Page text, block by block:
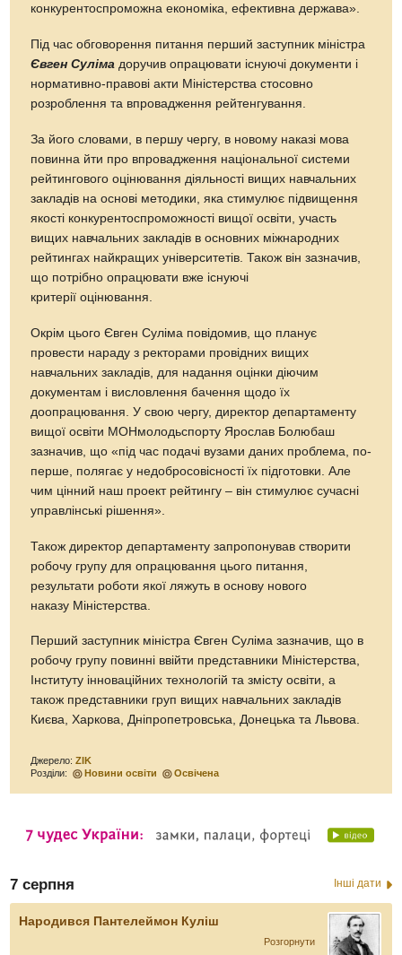
конкурентоспроможна економіка, ефективна держава».
Під час обговорення питання перший заступник міністра
Євген Суліма доручив опрацювати існуючі документи і
нормативно-правові акти Міністерства стосовно
розроблення та впровадження рейтенгування.
За його словами, в першу чергу, в новому наказі мова
повинна йти про впровадження національної системи
рейтингового оцінювання діяльності вищих навчальних
закладів на основі методики, яка стимулює підвищення
якості конкурентоспроможності вищої освіти, участь
вищих навчальних закладів в основних міжнародних
рейтингах найкращих університетів. Також він зазначив,
що потрібно опрацювати вже існуючі
критерії оцінювання.
Окрім цього Євген Суліма повідомив, що планує
провести нараду з ректорами провідних вищих
навчальних закладів, для надання оцінки діючим
документам і висловлення бачення щодо їх
доопрацювання. У свою чергу, директор департаменту
вищої освіти МОНмолодьспорту Ярослав Болюбаш
зазначив, що «під час подачі вузами даних проблема, по-
перше, полягає у недобросовісності їх підготовки. Але
чим цінний наш проект рейтингу – він стимулює сучасні
управлінські рішення».
Також директор департаменту запропонував створити
робочу групу для опрацювання цього питання,
результати роботи якої ляжуть в основу нового
наказу Міністерства.
Перший заступник міністра Євген Суліма зазначив, що в
робочу групу повинні ввійти представники Міністерства,
Інституту інноваційних технологій та змісту освіти, а
також представники груп вищих навчальних закладів
Києва, Харкова, Дніпропетровська, Донецька та Львова.
Джерело:ZIK
Розділи:
Новини освіти Освічена
7 серпня Інші дати
Народився Пантелеймон Куліш
Розгорнути